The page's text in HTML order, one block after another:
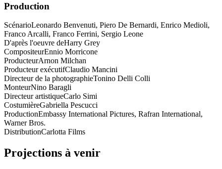
Production
ScénarioLeonardo Benvenuti, Piero De Bernardi, Enrico Medioli,
Franco Arcalli, Franco Ferrini, Sergio Leone
D'après l'oeuvre deHarry Grey
CompositeurEnnio Morricone
ProducteurArnon Milchan
Producteur exécutifClaudio Mancini
Directeur de la photographieTonino Delli Colli
MonteurNino Baragli
Directeur artistiqueCarlo Simi
CostumièreGabriella Pescucci
ProductionEmbassy International Pictures, Rafran International,
Warner Bros.
DistributionCarlotta Films
Projections à venir